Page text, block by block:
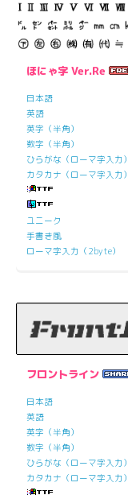
ほにゃ字 Ver.Re
日本語
英語
英字（半角）
数字（半角）
ひらがな（ローマ字入力）
カタカナ（ローマ字入力）
ユニーク
手書き風
ローマ字入力（2byte）
フロントライン
日本語
英語
英字（半角）
数字（半角）
ひらがな（ローマ字入力）
カタカナ（ローマ字入力）